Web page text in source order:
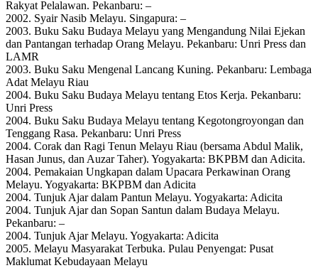
Rakyat Pelalawan. Pekanbaru: –
2002. Syair Nasib Melayu. Singapura: –
2003. Buku Saku Budaya Melayu yang Mengandung Nilai Ejekan
dan Pantangan terhadap Orang Melayu. Pekanbaru: Unri Press dan
LAMR
2003. Buku Saku Mengenal Lancang Kuning. Pekanbaru: Lembaga
Adat Melayu Riau
2004. Buku Saku Budaya Melayu tentang Etos Kerja. Pekanbaru:
Unri Press
2004. Buku Saku Budaya Melayu tentang Kegotongroyongan dan
Tenggang Rasa. Pekanbaru: Unri Press
2004. Corak dan Ragi Tenun Melayu Riau (bersama Abdul Malik,
Hasan Junus, dan Auzar Taher). Yogyakarta: BKPBM dan Adicita.
2004. Pemakaian Ungkapan dalam Upacara Perkawinan Orang
Melayu. Yogyakarta: BKPBM dan Adicita
2004. Tunjuk Ajar dalam Pantun Melayu. Yogyakarta: Adicita
2004. Tunjuk Ajar dan Sopan Santun dalam Budaya Melayu.
Pekanbaru: –
2004. Tunjuk Ajar Melayu. Yogyakarta: Adicita
2005. Melayu Masyarakat Terbuka. Pulau Penyengat: Pusat
Maklumat Kebudayaan Melayu